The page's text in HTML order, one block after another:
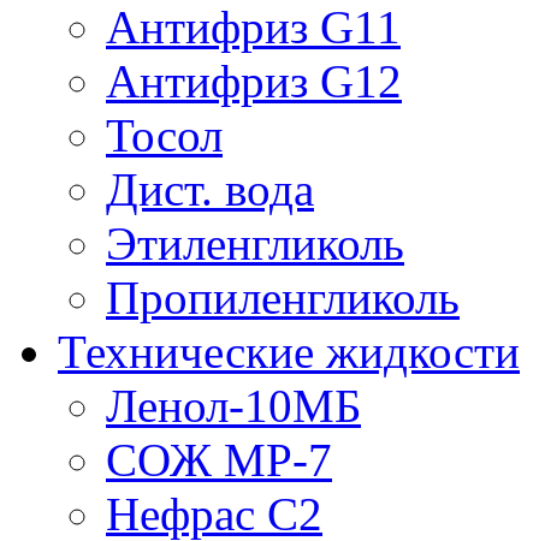
Антифриз G11
Антифриз G12
Тосол
Дист. вода
Этиленгликоль
Пропиленгликоль
Технические жидкости
Ленол-10МБ
СОЖ МР-7
Нефрас С2